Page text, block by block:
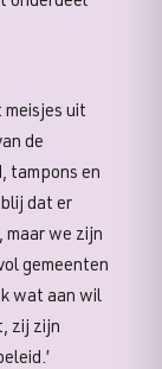
meisjes uit
de
tampons en
blij dat er
maar we zijn
gemeenten
wat aan wil
zij zijn